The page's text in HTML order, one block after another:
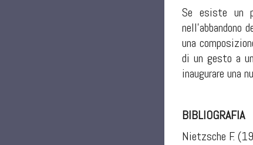
Se esiste un
una
di un gesto a
inaugurare una
BIBLIOGRAFIA
Nietzsche F.